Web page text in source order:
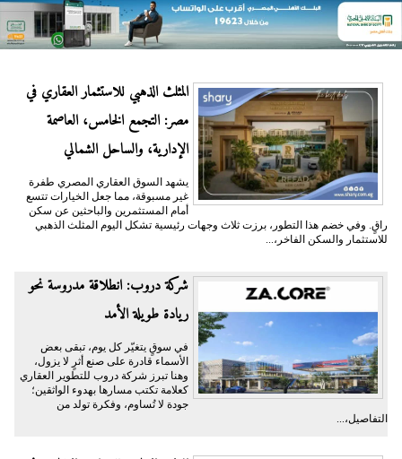
المثلث الذهبي للاستثمار العقاري في
مصر: التجمع الخامس، العاصمة
الإدارية، والساحل الشمالي
يشهد السوق العقاري المصري طفرة
غير مسبوقة، مما جعل الخيارات تتسع
أمام المستثمرين والباحثين عن سكن
راقٍ. وفي خضم هذا التطور، برزت ثلاث وجهات رئيسية تشكل اليوم المثلث الذهبي
للاستثمار والسكن الفاخر،...
شركة دروب: انطلاقة مدروسة نحو
ريادة طويلة الأمد
في سوقٍ يتغيّر كل يوم، تبقى بعض
الأسماء قادرة على صنع أثرٍ لا يزول،
وهنا تبرز شركة دروب للتطوير العقاري
كعلامة تكتب مسارها بهدوء الواثقين؛
جودة لا تُساوم، وفكرة تولد من
التفاصيل،...